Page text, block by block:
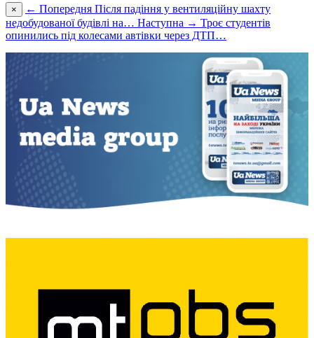
× ← Попередня Після падіння у вентиляційну шахту
недобудованої будівлі на… Наступна → Троє студентів
опинились під колесами автівки через ДТП…